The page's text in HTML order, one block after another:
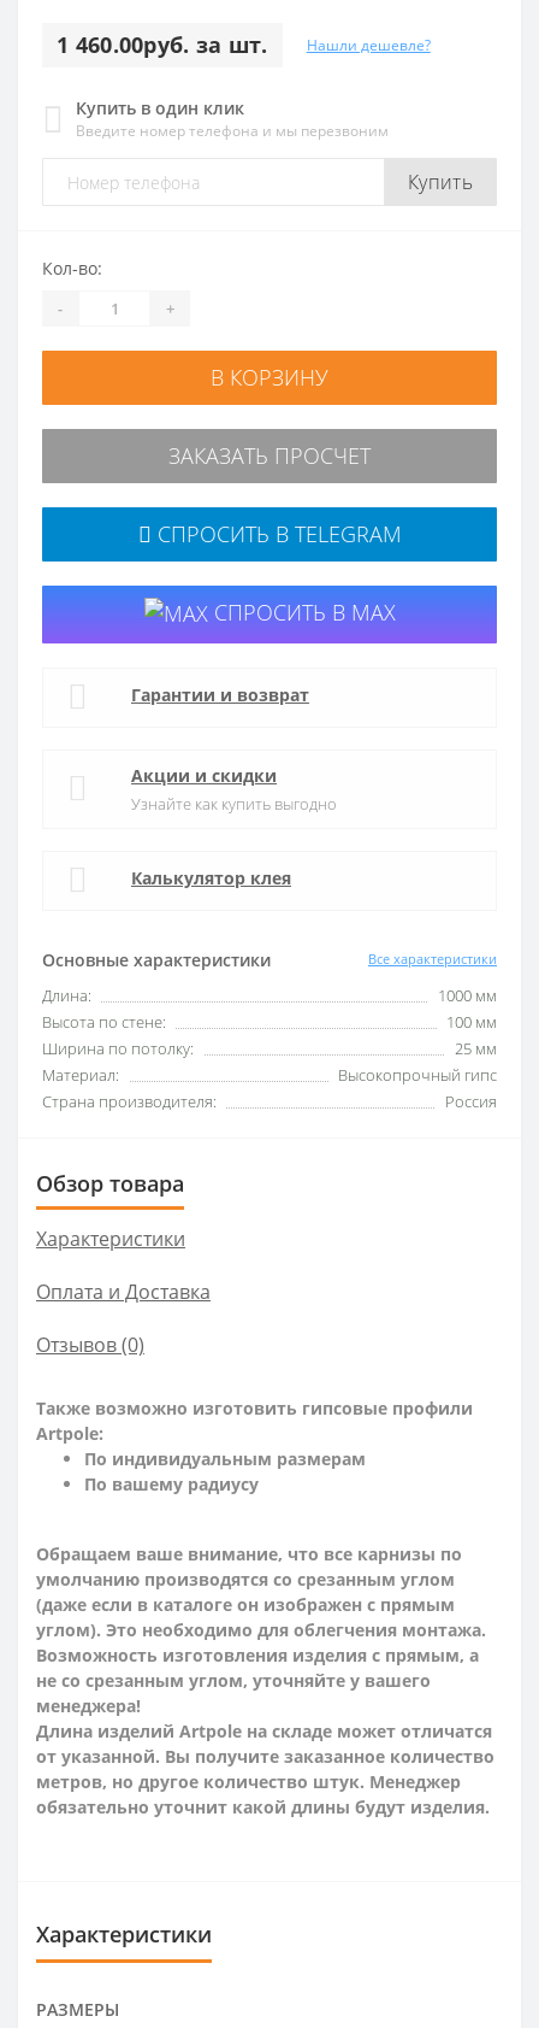
1 460.00руб. за шт. Нашли дешевле?
Купить в один клик
Введите номер телефона и мы перезвоним
Купить
Основные характеристики Все характеристики
Длина:
1000 мм
Высота по стене:
100 мм
Ширина по потолку:
25 мм
Материал:
Высокопрочный гипс
Страна производителя:
Россия
Кол-во:
- +
В КОРЗИНУ
ЗАКАЗАТЬ ПРОСЧЕТ
СПРОСИТЬ В TELEGRAM
СПРОСИТЬ В MAX
Гарантии и возврат
Акции и скидки
Узнайте как купить выгодно
Калькулятор клея
Обзор товара
Характеристики
Оплата и Доставка
Отзывов (0)
Также возможно изготовить гипсовые профили
Artpole:
По индивидуальным размерам
По вашему радиусу
Обращаем ваше внимание, что все карнизы по
умолчанию производятся со срезанным углом
(даже если в каталоге он изображен с прямым
углом). Это необходимо для облегчения монтажа.
Возможность изготовления изделия с прямым, а
не со срезанным углом, уточняйте у вашего
менеджера!
Длина изделий Artpole на складе может отличатся
от указанной. Вы получите заказанное количество
метров, но другое количество штук. Менеджер
обязательно уточнит какой длины будут изделия.
Характеристики
РАЗМЕРЫ